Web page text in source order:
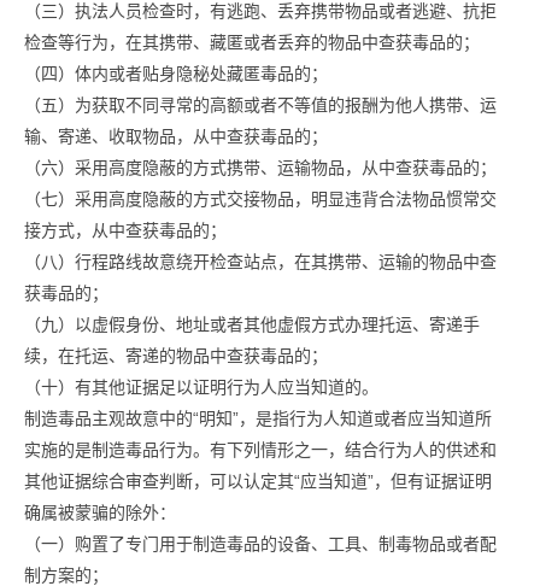
（三）执法人员检查时，有逃跑、丢弃携带物品或者逃避、抗拒
检查等行为，在其携带、藏匿或者丢弃的物品中查获毒品的；
（四）体内或者贴身隐秘处藏匿毒品的；
（五）为获取不同寻常的高额或者不等值的报酬为他人携带、运
输、寄递、收取物品，从中查获毒品的；
（六）采用高度隐蔽的方式携带、运输物品，从中查获毒品的；
（七）采用高度隐蔽的方式交接物品，明显违背合法物品惯常交
接方式，从中查获毒品的；
（八）行程路线故意绕开检查站点，在其携带、运输的物品中查
获毒品的；
（九）以虚假身份、地址或者其他虚假方式办理托运、寄递手
续，在托运、寄递的物品中查获毒品的；
（十）有其他证据足以证明行为人应当知道的。
制造毒品主观故意中的“明知”，是指行为人知道或者应当知道所
实施的是制造毒品行为。有下列情形之一，结合行为人的供述和
其他证据综合审查判断，可以认定其“应当知道”，但有证据证明
确属被蒙骗的除外：
（一）购置了专门用于制造毒品的设备、工具、制毒物品或者配
制方案的；